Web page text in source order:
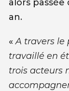
alors passée
an.
«A travers le
travaillé en
trois acteurs